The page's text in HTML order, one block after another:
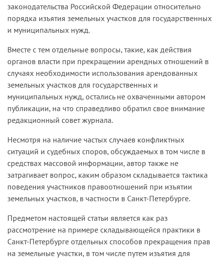
законодательства Российской Федерации относительно
порядка изъятия земельных участков для государственных
и муниципальных нужд.
Вместе с тем отдельные вопросы, такие, как действия
органов власти при прекращении арендных отношений в
случаях необходимости использования арендованных
земельных участков для государственных и
муниципальных нужд, остались не охваченными автором
публикации, на что справедливо обратил свое внимание
редакционный совет журнала.
Несмотря на наличие частых случаев конфликтных
ситуаций и судебных споров, обсуждаемых в том числе в
средствах массовой информации, автор также не
затрагивает вопрос, каким образом складывается тактика
поведения участников правоотношений при изъятии
земельных участков, в частности в Санкт-Петербурге.
Предметом настоящей статьи является как раз
рассмотрение на примере складывающейся практики в
Санкт-Петербурге отдельных способов прекращения прав
на земельные участки, в том числе путем изъятия для